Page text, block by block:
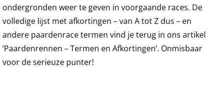
ondergronden weer te geven in voorgaande races. De
volledige lijst met afkortingen – van A tot Z dus – en
andere paardenrace termen vind je terug in ons artikel
‘Paardenrennen – Termen en Afkortingen’. Onmisbaar
voor de serieuze punter!